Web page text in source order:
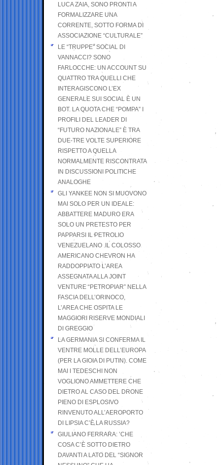
LUCA ZAIA, SONO PRONTI A
FORMALIZZARE UNA
CORRENTE, SOTTO FORMA DI
ASSOCIAZIONE “CULTURALE”
LE “TRUPPE” SOCIAL DI
VANNACCI? SONO
FARLOCCHE: UN ACCOUNT SU
QUATTRO TRA QUELLI CHE
INTERAGISCONO L’EX
GENERALE SUI SOCIAL È UN
BOT. LA QUOTA CHE “POMPA” I
PROFILI DEL LEADER DI
“FUTURO NAZIONALE” È TRA
DUE-TRE VOLTE SUPERIORE
RISPETTO A QUELLA
NORMALMENTE RISCONTRATA
IN DISCUSSIONI POLITICHE
ANALOGHE
GLI YANKEE NON SI MUOVONO
MAI SOLO PER UN IDEALE:
ABBATTERE MADURO ERA
SOLO UN PRETESTO PER
PAPPARSI IL PETROLIO
VENEZUELANO .IL COLOSSO
AMERICANO CHEVRON HA
RADDOPPIATO L’AREA
ASSEGNATA ALLA JOINT
VENTURE “PETROPIAR” NELLA
FASCIA DELL’ORINOCO,
L’AREA CHE OSPITA LE
MAGGIORI RISERVE MONDIALI
DI GREGGIO
LA GERMANIA SI CONFERMA IL
VENTRE MOLLE DELL’EUROPA
(PER LA GIOIA DI PUTIN). COME
MAI I TEDESCHI NON
VOGLIONO AMMETTERE CHE
DIETRO AL CASO DEL DRONE
PIENO DI ESPLOSIVO
RINVENUTO ALL’AEROPORTO
DI LIPSIA C’È LA RUSSIA?
GIULIANO FERRARA: ’CHE
COSA C’È SOTTO DIETRO
DAVANTI A LATO DEL “SIGNOR